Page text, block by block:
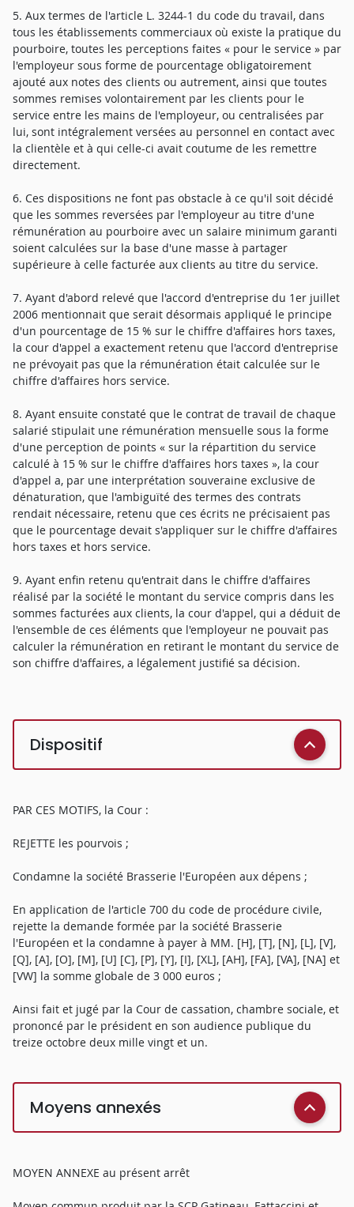
5. Aux termes de l'article L. 3244-1 du code du travail, dans
tous les établissements commerciaux où existe la pratique du
pourboire, toutes les perceptions faites « pour le service » par
l'employeur sous forme de pourcentage obligatoirement
ajouté aux notes des clients ou autrement, ainsi que toutes
sommes remises volontairement par les clients pour le
service entre les mains de l'employeur, ou centralisées par
lui, sont intégralement versées au personnel en contact avec
la clientèle et à qui celle-ci avait coutume de les remettre
directement.
6. Ces dispositions ne font pas obstacle à ce qu'il soit décidé
que les sommes reversées par l'employeur au titre d'une
rémunération au pourboire avec un salaire minimum garanti
soient calculées sur la base d'une masse à partager
supérieure à celle facturée aux clients au titre du service.
7. Ayant d'abord relevé que l'accord d'entreprise du 1er juillet
2006 mentionnait que serait désormais appliqué le principe
d'un pourcentage de 15 % sur le chiffre d'affaires hors taxes,
la cour d'appel a exactement retenu que l'accord d'entreprise
ne prévoyait pas que la rémunération était calculée sur le
chiffre d'affaires hors service.
8. Ayant ensuite constaté que le contrat de travail de chaque
salarié stipulait une rémunération mensuelle sous la forme
d'une perception de points « sur la répartition du service
calculé à 15 % sur le chiffre d'affaires hors taxes », la cour
d'appel a, par une interprétation souveraine exclusive de
dénaturation, que l'ambiguïté des termes des contrats
rendait nécessaire, retenu que ces écrits ne précisaient pas
que le pourcentage devait s'appliquer sur le chiffre d'affaires
hors taxes et hors service.
9. Ayant enfin retenu qu'entrait dans le chiffre d'affaires
réalisé par la société le montant du service compris dans les
sommes facturées aux clients, la cour d'appel, qui a déduit de
l'ensemble de ces éléments que l'employeur ne pouvait pas
calculer la rémunération en retirant le montant du service de
son chiffre d'affaires, a légalement justifié sa décision.
Dispositif
PAR CES MOTIFS, la Cour :
REJETTE les pourvois ;
Condamne la société Brasserie l'Européen aux dépens ;
En application de l'article 700 du code de procédure civile,
rejette la demande formée par la société Brasserie
l'Européen et la condamne à payer à MM. [H], [T], [N], [L], [V],
[Q], [A], [O], [M], [U] [C], [P], [Y], [I], [XL], [AH], [FA], [VA], [NA] et
[VW] la somme globale de 3 000 euros ;
Ainsi fait et jugé par la Cour de cassation, chambre sociale, et
prononcé par le président en son audience publique du
treize octobre deux mille vingt et un.
Moyens annexés
MOYEN ANNEXE au présent arrêt